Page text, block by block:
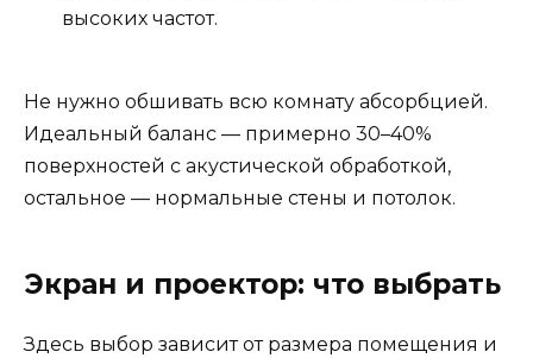
высоких частот.
Не нужно обшивать всю комнату абсорбцией.
Идеальный баланс — примерно 30–40%
поверхностей с акустической обработкой,
остальное — нормальные стены и потолок.
Экран и проектор: что выбрать
Здесь выбор зависит от размера помещения и